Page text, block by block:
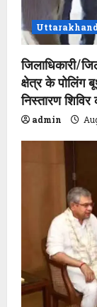
n
जिलाधिकारी/
क्षेत्र के पोलिंग
निस्तारण
admin